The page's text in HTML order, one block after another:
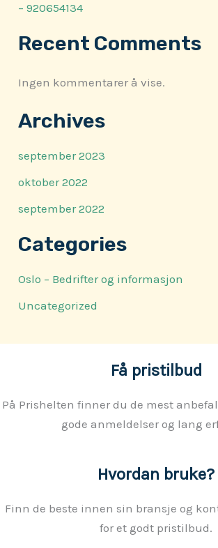
– 920654134
Recent Comments
Ingen kommentarer å vise.
Archives
september 2023
oktober 2022
september 2022
Categories
Oslo – Bedrifter og informasjon
Uncategorized
Få pristilbud
På Prishelten finner du de mest
gode anmeldelser og lang
Hvordan bruke?
Finn de beste innen sin bransje og
for et godt pristilbud.